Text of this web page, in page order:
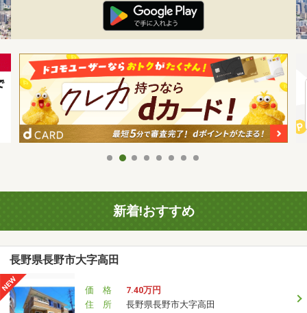
新着!おすすめ
長野県長野市大字高田
価 格
7.40万円
住 所
長野県長野市大字高田